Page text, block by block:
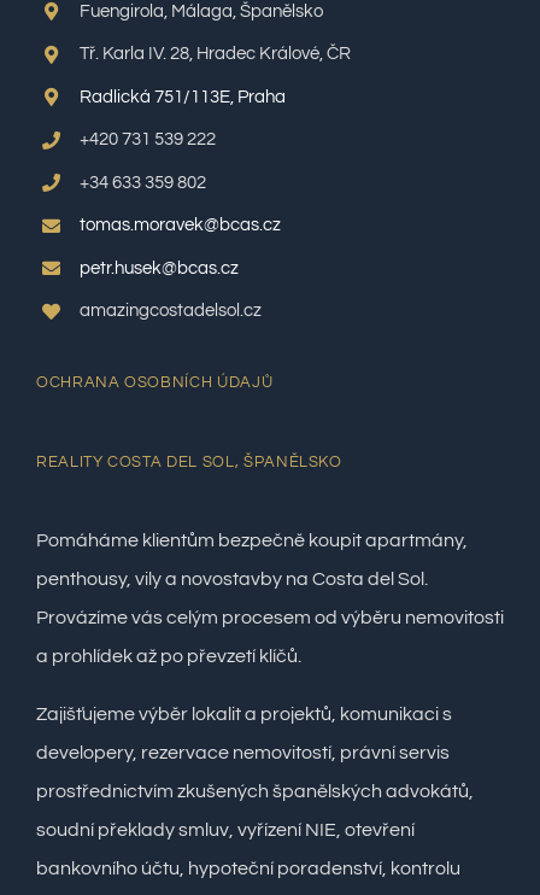
Fuengirola, Málaga, Španělsko
Tř. Karla IV. 28, Hradec Králové, ČR
Radlická 751/113E, Praha
+420 731 539 222
+34 633 359 802
tomas.moravek@bcas.cz
petr.husek@bcas.cz
amazingcostadelsol.cz
OCHRANA OSOBNÍCH ÚDAJŮ
REALITY COSTA DEL SOL, ŠPANĚLSKO
Pomáháme klientům bezpečně koupit apartmány,
penthousy, vily a novostavby na Costa del Sol.
Provázíme vás celým procesem od výběru nemovitosti
a prohlídek až po převzetí klíčů.
Zajišťujeme výběr lokalit a projektů, komunikaci s
developery, rezervace nemovitostí, právní servis
prostřednictvím zkušených španělských advokátů,
soudní překlady smluv, vyřízení NIE, otevření
bankovního účtu, hypoteční poradenství, kontrolu